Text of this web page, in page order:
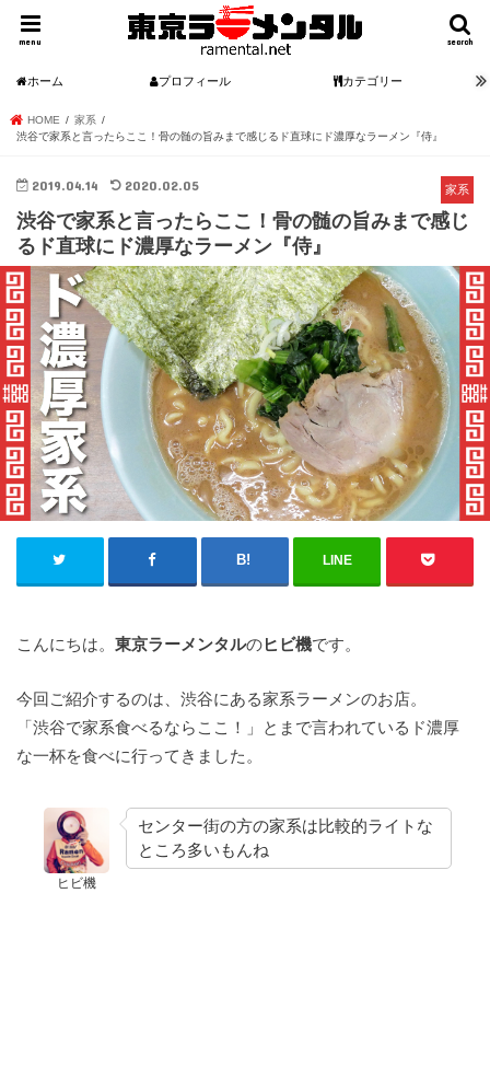
search
menu
ホーム プロフィール カテゴリー
HOME
家系
渋谷で家系と言ったらここ！骨の髄の旨みまで感じるド直球にド濃厚なラーメン『侍』
家系
2019.04.14 2020.02.05
渋谷で家系と言ったらここ！骨の髄の旨みまで感じ
るド直球にド濃厚なラーメン『侍』
LINE
こんにちは。 東京ラーメンタルのヒビ機です。
今回ご紹介するのは、渋谷にある家系ラーメンのお店。
「渋谷で家系食べるならここ！」とまで言われているド濃厚
な一杯を食べに行ってきました。
ヒビ機
センター街の方の家系は比較的ライトな
ところ多いもんね